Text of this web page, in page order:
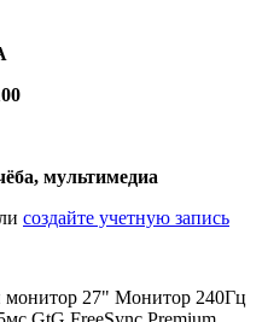
мультимедиа
создайте учетную запись
27" Монитор 240Гц